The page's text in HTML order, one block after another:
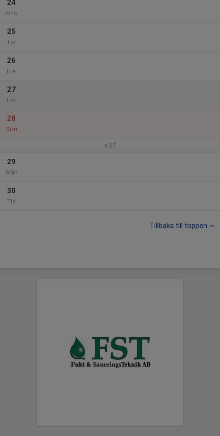
24
Ons
25
Tor
26
Fre
27
Lör
28
Sön
v.27
29
Mån
30
Tis
Tillbaka till toppen